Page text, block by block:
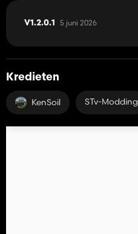
V1.2.0.1 5 juni 2026
Kredieten
KenSoil STv-Modding